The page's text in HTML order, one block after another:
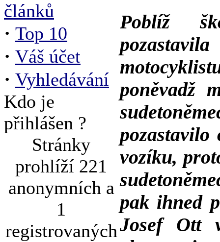
článků
· Top 10
· Váš účet
· Vyhledávání
Kdo je
přihlášen ?
Stránky
prohlíží 221
anonymních a
1
registrovaných
Poblíž
poněvadž
pozastavilo
vozíku,
pak ihned
Josef Ott